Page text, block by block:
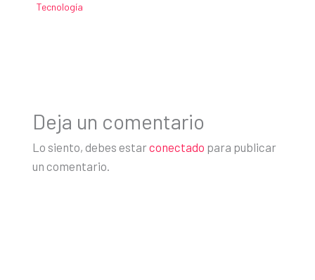
Tecnología
Deja un comentario
Lo siento, debes estarconectado para publicar
un comentario.